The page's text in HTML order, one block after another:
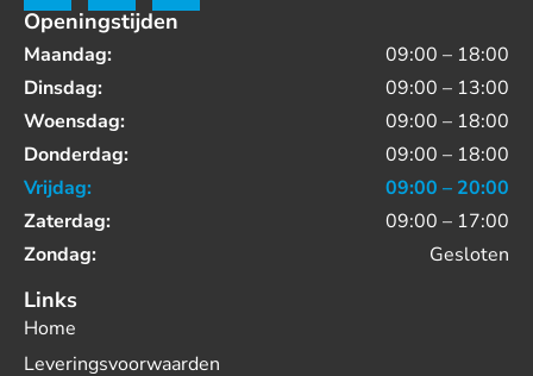
Openingstijden
Maandag:
09:00 – 18:00
Dinsdag:
09:00 – 13:00
Woensdag:
09:00 – 18:00
Donderdag:
09:00 – 18:00
Vrijdag:
09:00 – 20:00
Zaterdag:
09:00 – 17:00
Zondag:
Gesloten
Links
Home
Leveringsvoorwaarden